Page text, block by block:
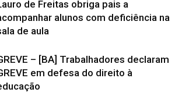
de Freitas obriga pais a
alunos com deficiência na
de aula
– [BA] Trabalhadores declaram
em defesa do direito à